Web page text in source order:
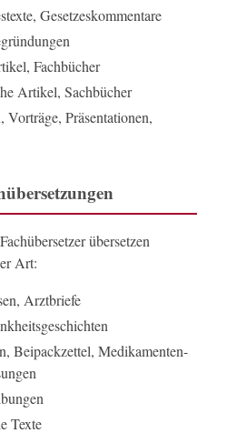
Gesetzeskommentare
Fachbücher
Artikel, Sachbücher
Vorträge, Präsentationen,
übersetzen
Art:
Arztbriefe
Beipackzettel, Medikamenten-
Texte